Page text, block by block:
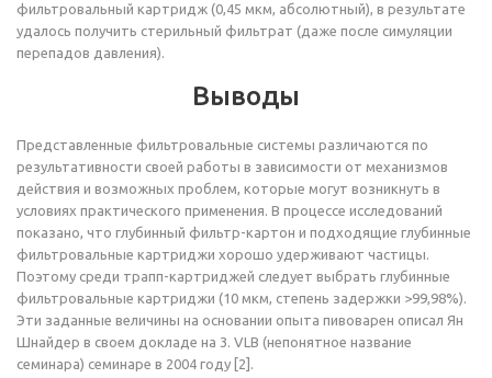
фильтровальный картридж (0,45 мкм, абсолютный), в результате
удалось получить стерильный фильтрат (даже после симуляции
перепадов давления).
Выводы
Представленные фильтровальные системы различаются по
результативности своей работы в зависимости от механизмов
действия и возможных проблем, которые могут возникнуть в
условиях практического применения. В процессе исследований
показано, что глубинный фильтр-картон и подходящие глубинные
фильтровальные картриджи хорошо удерживают частицы.
Поэтому среди трапп-картриджей следует выбрать глубинные
фильтровальные картриджи (10 мкм, степень задержки >99,98%).
Эти заданные величины на основании опыта пивоварен описал Ян
Шнайдер в своем докладе на 3. VLB (непонятное название
семинара) семинаре в 2004 году [2].